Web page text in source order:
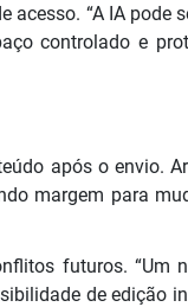
“A IA pode
controlado e
após o envio.
margem para
futuros. “Um
de edição